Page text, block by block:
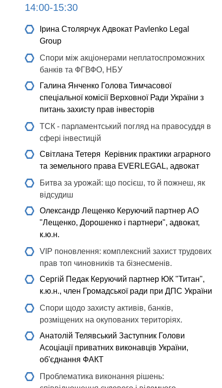
14:00-15:30
Ірина Столярчук Адвокат Pavlenko Legal
Group
Спори між акціонерами неплатоспроможних
банків та ФГВФО, НБУ
Галина Янченко Голова Тимчасової
спеціальної комісії Верховної Ради України з
питань захисту прав інвесторів
ТСК - парламентський погляд на правосуддя в
сфері інвестицій
Світлана Тетеря
Керівник практики аграрного
та земельного права EVERLEGAL, адвокат
Битва за урожай: що посієш, то й пожнеш, як
відсудиш
Олександр Лещенко Керуючий партнер АО
"Лещенко, Дорошенко і партнери", адвокат,
к.ю.н.
VIP поновлення: комплексний захист трудових
прав топ чиновників та бізнесменів.
Сергій Педак Керуючий партнер ЮК "Титан",
к.ю.н., член Громадської ради при ДПС України
Спори щодо захисту активів, банків,
розміщених на окупованих територіях.
Анатолій Телявський Заступник Голови
Асоціації приватних виконавців України,
об'єднання ФАКТ
Проблематика виконання рішень: